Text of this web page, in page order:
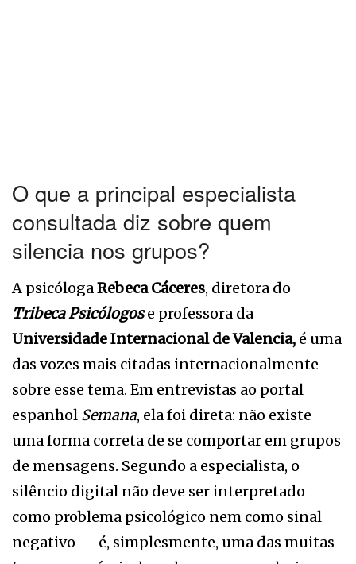
O que a principal especialista
consultada diz sobre quem
silencia nos grupos?
A psicólogaRebeca Cáceres, diretora do
Tribeca Psicólogose professora da
Universidade Internacional de Valencia, é uma
das vozes mais citadas internacionalmente
sobre esse tema. Em entrevistas ao portal
espanhol Semana, ela foi direta: não existe
uma forma correta de se comportar em grupos
de mensagens. Segundo a especialista, o
silêncio digital não deve ser interpretado
como problema psicológico nem como sinal
negativo — é, simplesmente, uma das muitas